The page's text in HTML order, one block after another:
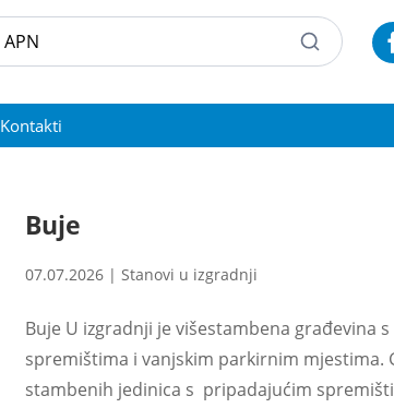
Kontakti
Buje
07.07.2026 |Stanovi u izgradnji
Buje U izgradnji je višestambena građevina
spremištima i vanjskim parkirnim mjestima.
stambenih jedinica s pripadajućim